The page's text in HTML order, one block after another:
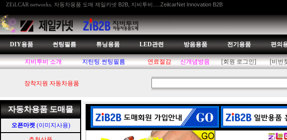
ZEiLCAR networks. 자동차용품 도매 제일카넷 B2B, 지비투비.....ZeilcarNet Innovation B2B
DIY용품 썬팅필름 튜닝용품 LED관련 방음용품 전기용품 편의
지비투비 소개 지틴팅.썬팅필름 연료절감 신개념방음 [회원 로그인] [비번
장착지원 자동차용품
자동차용품 도매몰
오픈마켓 (이미지사용)